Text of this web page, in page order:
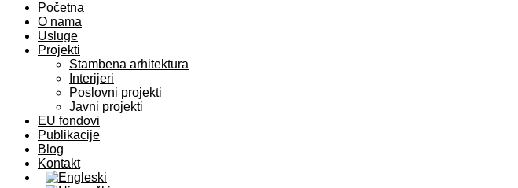
Početna
O nama
Usluge
Projekti
Stambena arhitektura
Interijeri
Poslovni projekti
Javni projekti
EU fondovi
Publikacije
Blog
Kontakt